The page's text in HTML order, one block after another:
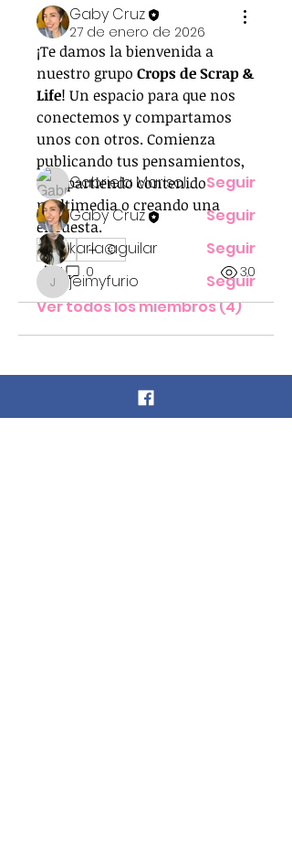
Gaby Cruz
27 de enero de 2026
¡Te damos la bienvenida a
nuestro grupo Crops de Scrap &
Life! Un espacio para que nos
conectemos y compartamos
unos con otros. Comienza
publicando tus pensamientos,
compartiendo contenido
multimedia o creando una
encuesta.
1
1 0 30
Acerca de
¡Te damos la bienvenida al
grupo! Puedes conectarte con
otro...
Leer más
Miembros
Gabriela Marisol Cruz Miranda Seguir
Gaby Cruz
Seguir
karla aguilar
Seguir
jeimyfurio
jeimyfurio
Seguir
Ver todos los miembros (4)